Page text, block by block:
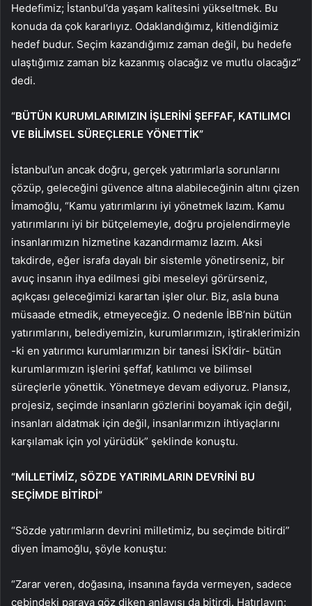
Hedefimiz; İstanbul’da yaşam kalitesini yükseltmek. Bu
konuda da çok kararlıyız. Odaklandığımız, kitlendiğimiz
hedef budur. Seçim kazandığımız zaman değil, bu hedefe
ulaştığımız zaman biz kazanmış olacağız ve mutlu olacağız”
dedi.
“BÜTÜN KURUMLARIMIZIN İŞLERİNİ ŞEFFAF, KATILIMCI
VE BİLİMSEL SÜREÇLERLE YÖNETTİK”
İstanbul’un ancak doğru, gerçek yatırımlarla sorunlarını
çözüp, geleceğini güvence altına alabileceğinin altını çizen
İmamoğlu, “Kamu yatırımlarını iyi yönetmek lazım. Kamu
yatırımlarını iyi bir bütçelemeyle, doğru projelendirmeyle
insanlarımızın hizmetine kazandırmamız lazım. Aksi
takdirde, eğer israfa dayalı bir sistemle yönetirseniz, bir
avuç insanın ihya edilmesi gibi meseleyi görürseniz,
açıkçası geleceğimizi karartan işler olur. Biz, asla buna
müsaade etmedik, etmeyeceğiz. O nedenle İBB’nin bütün
yatırımlarını, belediyemizin, kurumlarımızın, iştiraklerimizin
-ki en yatırımcı kurumlarımızın bir tanesi İSKİ’dir- bütün
kurumlarımızın işlerini şeffaf, katılımcı ve bilimsel
süreçlerle yönettik. Yönetmeye devam ediyoruz. Plansız,
projesiz, seçimde insanların gözlerini boyamak için değil,
insanları aldatmak için değil, insanlarımızın ihtiyaçlarını
karşılamak için yol yürüdük” şeklinde konuştu.
“MİLLETİMİZ, SÖZDE YATIRIMLARIN DEVRİNİ BU
SEÇİMDE BİTİRDİ”
“Sözde yatırımların devrini milletimiz, bu seçimde bitirdi”
diyen İmamoğlu, şöyle konuştu:
“Zarar veren, doğasına, insanına fayda vermeyen, sadece
cebindeki paraya göz diken anlayışı da bitirdi. Hatırlayın;